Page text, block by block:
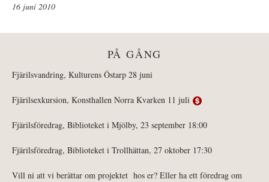
16 juni 2010
PÅ GÅNG
Fjärilsvandring, Kulturens Östarp 28 juni
Fjärilsexkursion, Konsthallen Norra Kvarken 11 juli
Fjärilsföredrag, Biblioteket i Mjölby, 23 september 18:00
Fjärilsföredrag, Biblioteket i Trollhättan, 27 oktober 17:30
Vill ni att vi berättar om projektet hos er? Eller ha ett föredrag om